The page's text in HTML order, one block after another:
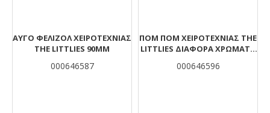
ΑΥΓΌ ΦΕΛΙΖΌΛ ΧΕΙΡΟΤΕΧΝΊΑΣ
THE LITTLIES 90MM
000646587
ΠΟΜ ΠΟΜ ΧΕΙΡΟΤΕΧΝΊΑΣ THE
LITTLIES ΔΙΆΦΟΡΑ ΧΡΏΜΑΤΑ
000646596